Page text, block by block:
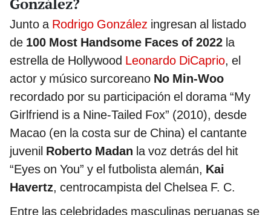
Junto a Rodrigo González ingresan al listado
de 100 Most Handsome Faces of 2022 la
estrella de Hollywood Leonardo DiCaprio, el
actor y músico surcoreano No Min-Woo
recordado por su participación el dorama “My
Girlfriend is a Nine-Tailed Fox” (2010), desde
Macao (en la costa sur de China) el cantante
juvenil Roberto Madan la voz detrás del hit
“Eyes on You” y el futbolista alemán, Kai
Havertz, centrocampista del Chelsea F. C.
Entre las celebridades masculinas peruanas se